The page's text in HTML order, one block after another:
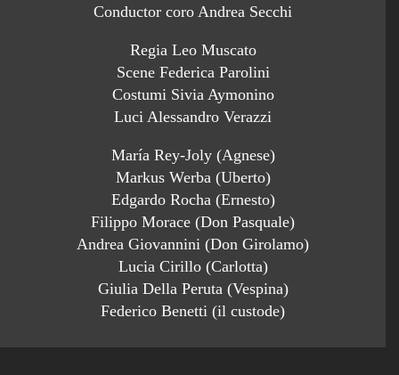
Conductor coro Andrea Secchi
Regia Leo Muscato
Scene Federica Parolini
Costumi Sivia Aymonino
Luci Alessandro Verazzi
María Rey-Joly (Agnese)
Markus Werba (Uberto)
Edgardo Rocha (Ernesto)
Filippo Morace (Don Pasquale)
Andrea Giovannini (Don Girolamo)
Lucia Cirillo (Carlotta)
Giulia Della Peruta (Vespina)
Federico Benetti (il custode)